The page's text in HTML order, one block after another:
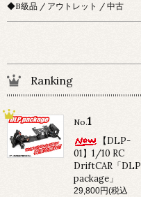
◆B級品 / アウトレット / 中古
Ranking
No.1
【DLP-
01】1/10 RC
DriftCAR「DLP
package」
29,800円(税込